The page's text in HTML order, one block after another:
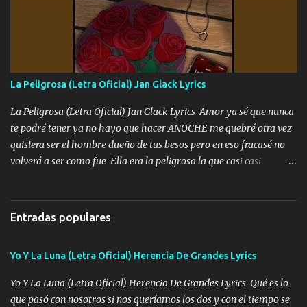
fajado y mi R terciado me van a ver allá por TJ para un licenciado
mando un abrazo andamos al cien Choritas también Música
Ando en la colonia bien acelerado traigo un M2 que nunca me ha
fallado para mi compadre mandó un fuerte abrazo también al
Especial sabe que lo apreciamos En los mejores antros me verán
tomando con mujeres hermosas y botellas destapando siempre
bien cuidado bien atrabancado y a los que me conocen ya saben de
lo que hablo Entre lob...
La Peligrosa (Letra Oficial) Jan Glack Lyrics
La Peligrosa (Letra Oficial) Jan Glack Lyrics Amor ya sé que nunca
te podré tener ya no hayo que hacer ANOCHE me quebré otra vez
quisiera ser el hombre dueño de tus besos pero en eso fracasé no
volverá a ser como fue Ella era la peligrosa la que casi casi
años solo pienso en ti mami no me crees se que no me crees
Música Amar me duele estoy rodeado de mujeres pero solo
pasión en la troca tus labios besándome yo quitándote la ropa no
quiero que sea nunca con otra yo quiero llevarte a la Luna y si
quieres en ese momento te pido que seas mi esposa Chingada
Entradas populares
Yo Y La Luna (Letra Oficial) Herencia De Grandes Lyrics
Yo Y La Luna (Letra Oficial) Herencia De Grandes Lyrics Qué es lo
que pasó con nosotros si nos queríamos los dos y con el tiempo se